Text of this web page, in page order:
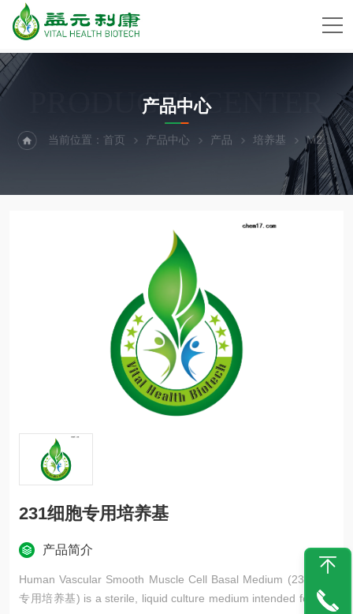
PRODUCTS CENTER
产品中心
当前位置：首页 产品中心 产品 培养基 M231500231细胞专用培养基
231细胞专用培养基
产品简介
Human Vascular Smooth Muscle Cell Basal Medium (231细胞
专用培养基) is a sterile, liquid culture medium intended for use